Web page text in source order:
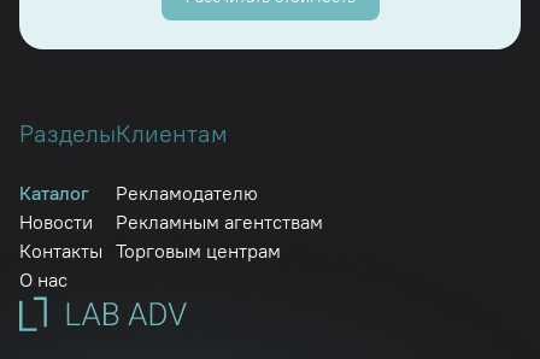
Разделы
Каталог
Новости
Контакты
О нас
Клиентам
Рекламодателю
Рекламным агентствам
Торговым центрам